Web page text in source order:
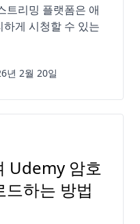
트리밍 플랫폼은 애
게 시청할 수 있는
년 2월 20일
Udemy 암호
하는 방법